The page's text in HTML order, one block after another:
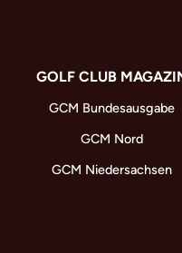
GOLF CLUB
GCM Bundesausgabe
GCM Nord
GCM Niedersachsen